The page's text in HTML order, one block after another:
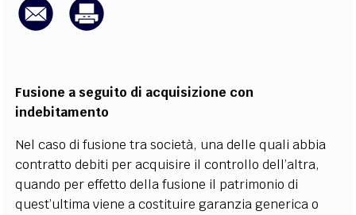
CODICI RUBRICHE
Fusione a seguito di acquisizione con
indebitamento
Nel caso di fusione tra società, una delle quali abbia
contratto debiti per acquisire il controllo dell’altra,
quando per effetto della fusione il patrimonio di
quest’ultima viene a costituire garanzia generica o